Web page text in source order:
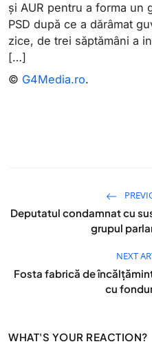
și AUR pentru a forma un
PSD după ce a dărâmat
zice, de trei săptămâni a
[…]
© G4Media.ro.
Deputatul condamnat cu
grupul
NEXT
Fosta fabrică de
cu
WHAT'S YOUR REACTION?